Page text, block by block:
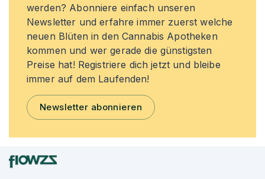
werden? Abonniere einfach unseren
Newsletter und erfahre immer zuerst welche
neuen Blüten in den Cannabis Apotheken
kommen und wer gerade die günstigsten
Preise hat! Registriere dich jetzt und bleibe
immer auf dem Laufenden!
Newsletter abonnieren